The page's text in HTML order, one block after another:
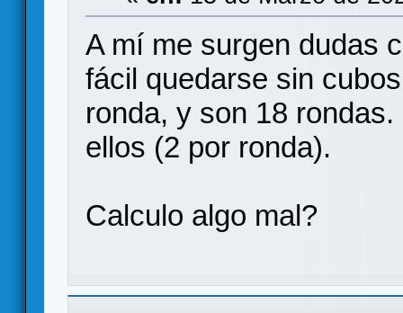
A mí me surgen dudas
fácil quedarse sin
ronda, y son 18
ellos (2 por ronda).
Calculo algo mal?